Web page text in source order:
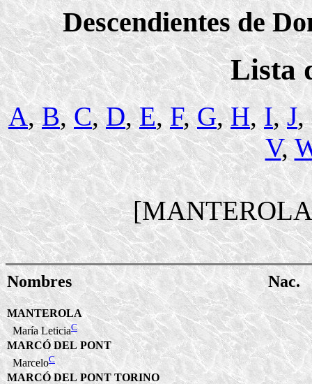
Descendientes de
Lista
A,B,C,D,E,F,G,H,I,J,
V,
Nombres Nac.
MANTEROLA
María LeticiaC
MARCÓ DEL PONT
MarceloC
MARCÓ DEL PONT TORINO